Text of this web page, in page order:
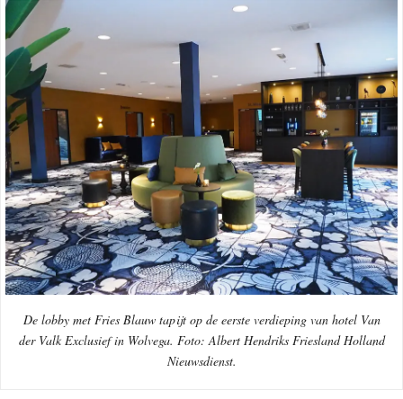
De lobby met Fries Blauw tapijt op de eerste verdieping van hotel Van
der Valk Exclusief in Wolvega. Foto: Albert Hendriks Friesland Holland
Nieuwsdienst.